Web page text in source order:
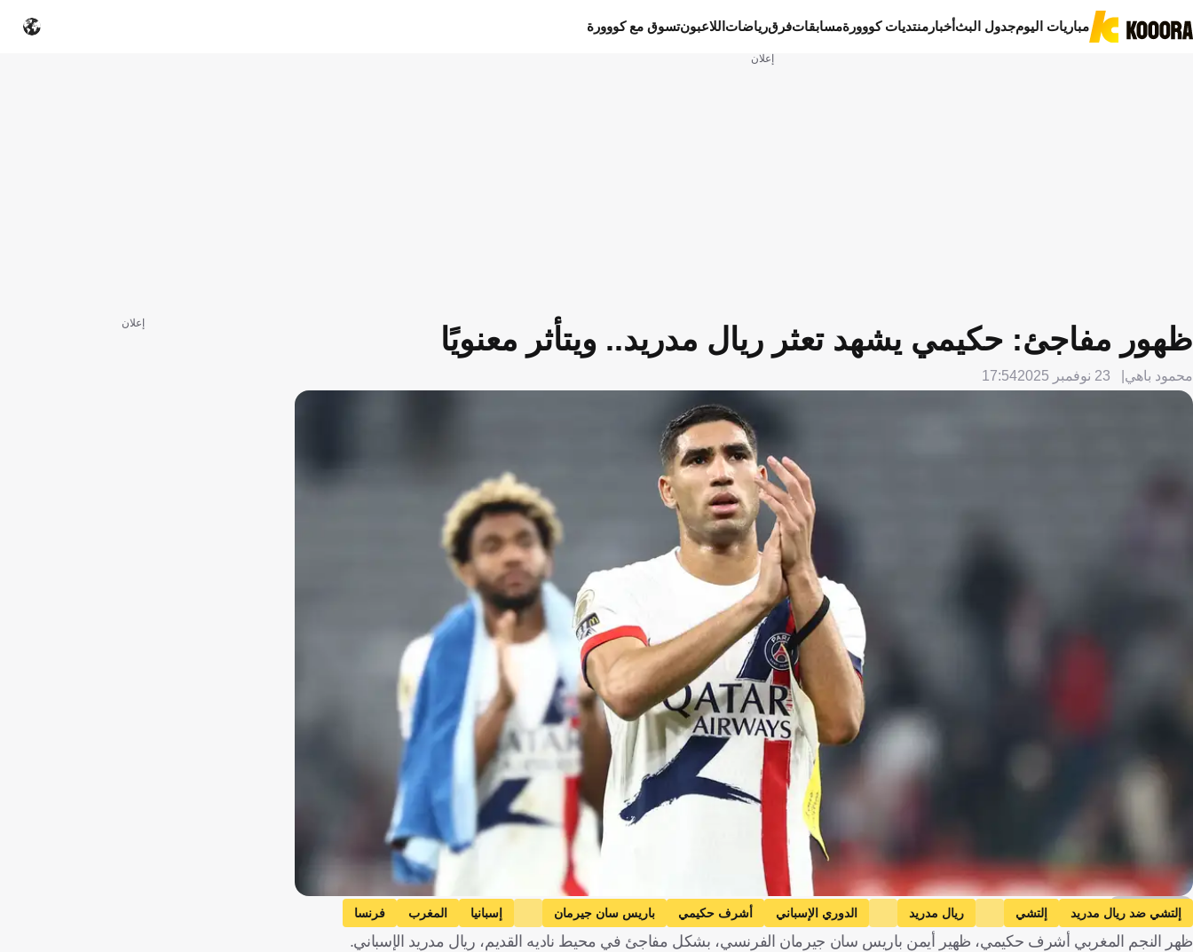
مباريات اليومجدول البثأخبار منتديات كووورةمسابقاتفرقرياضات اللاعبونتسوق مع كووورة
إعلان
ظهور مفاجئ: حكيمي يشهد تعثر ريال مدريد.. ويتأثر معنويًا
محمود باهي 23 نوفمبر 2025 17:54
Getty Images
إلتشي ضد ريال مدريد إلتشي ريال مدريد الدوري الإسباني أشرف حكيمي باريس سان جيرمان إسبانيا المغرب
فرنسا
كرة قدم
ظهر النجم المغربي أشرف حكيمي، ظهير أيمن باريس سان جيرمان الفرنسي، بشكل مفاجئ في محيط ناديه القديم، ريال مدريد الإسباني.
إعلان